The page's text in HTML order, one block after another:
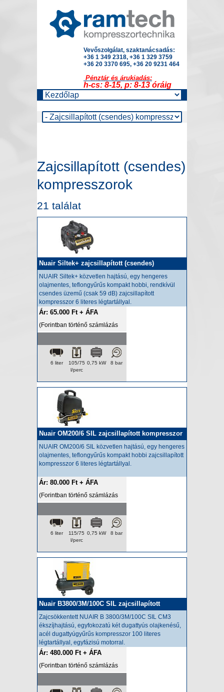
Vevőszolgálat, szaktanácsadás:
+36 1 349 2318, +36 1 329 3759
+36 20 3370 695, +36 20 9231 464
Pénztár és árukiadás:
h-cs: 8-15, p: 8-13 óráig
Zajcsillapított (csendes)
kompresszorok
21 találat
Nuair Siltek+ zajcsillapított (csendes)
kompresszor
NUAIR Siltek+ közvetlen hajtású, egy hengeres
olajmentes, teflongyűrűs kompakt hobbi, rendkívül
csendes üzemű (csak 59 dB) zajcsillapított
kompresszor 6 literes légtartállyal.
Ár: 65.000 Ft + ÁFA
(Forintban történő számlázás
árfolyamon kerül felszámításra.)
8 bar
0,75 kW
105/75
l/perc
6 liter
Nuair OM200/6 SIL zajcsillapított kompresszor
NUAIR OM200/6 SIL közvetlen hajtású, egy hengeres
olajmentes, teflongyűrűs kompakt hobbi zajcsillapított
kompresszor 6 literes légtartállyal.
Ár: 80.000 Ft + ÁFA
(Forintban történő számlázás
árfolyamon kerül felszámításra.)
8 bar
0,75 kW
115/75
l/perc
6 liter
Nuair B3800/3M/100C SIL zajcsillapított
kompresszor
Zajcsökkentett NUAIR B 3800/3M/100C SIL CM3
ékszíjhajtású, egyfokozatú két dugattyús olajkenésű,
acél dugattyúgyűrűs kompresszor 100 literes
légtartállyal, egyfázisú motorral.
Ár: 480.000 Ft + ÁFA
(Forintban történő számlázás
árfolyamon kerül felszámításra.)